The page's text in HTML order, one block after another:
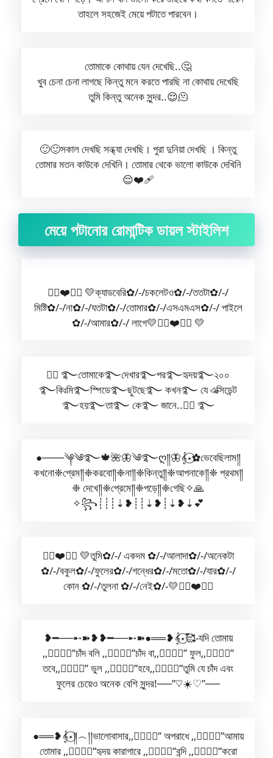
তাহলে সহজেই মেয়ে পটাতে পারবেন।
তোমাকে কোথায় যেন দেখেছি..🤔
খুব চেনা চেনা লাগছে কিন্তু মনে করতে পারছি না কোথায় দেখেছি
তুমি কিন্তু অনেক সুন্দর..😌🫠
🙂🙂সকাল দেখছি সন্ধ্যা দেখছি। পুরা দুনিয়া দেখছি । কিন্তু
তোমার মতন কাউকে দেখিনি। তোমার থেকে ভালো কাউকে দেখিনি
😌❤️‍🩹
মেয়ে পটানোর রোমান্টিক ডায়ল স্টাইলিশ
✿⃟❤️✺⃟ 💛ক্যাডবেরি✿/-/চকলেটও✿/-/ততটা✿/-/
মিষ্টি✿/-/না✿/-/যতটা✿/-/তোমার✿/-/এসএমএস✿/-/ পাইলে
✿/-/আমার✿/-/ লাগে💛✿⃟❤️✺⃟ 💛
🧚‍♀️ ࿐তোমাকে࿐দেখার࿐পর࿐হৃদয়࿐২০০
࿐কিঃমি࿐স্পিডে࿐ছুটছে࿐ কখন࿐ যে এক্সিডেন্ট
࿐হয়࿐তা࿐ কে࿐ জানে..🧚‍♀️ ࿐
●───༆༄࿐🍁🌺🦋༄࿐ღ༎🦋𝄞⋆⃝✿ভেবেছিলাম༎
কখনো❈প্রেম༎❈করবো༎❈না༎❈কিন্তু༎❈আপনাকে༎❈ প্রথম༎
❈ দেখে༎❈প্রেমে༎❈পড়ে༎❈গেছি✧🙏
✧꧂┊┊┊⇣❥┊┊⇣❥┊⇣❥⇣💕
✿⃟❤️✺⃟ 💛তুমি✿/-/ একদম ✿/-/আলাদা✿/-/অনেকটা
✿/-/বকুল✿/-/ফুলের✿/-/গন্ধের✿/-/মতো✿/-/যার✿/-/
কোন ✿/-/তুলনা ✿/-/নেই✿/-💛✿⃟❤️✺⃟
❥━──➸➽❥❥━──➸➽●══❥𝄞⋆⃝🥰-যদি তোমায়
,,✿⃟✺⃟”চাঁদ বলি ,,✿⃟✺⃟”চাঁদ বা,,✿⃟✺⃟” ফুল,,✿⃟✺⃟”
তবে,,✿⃟✺⃟” ভুল ,,✿⃟✺⃟”হবে,,✿⃟✺⃟”তুমি যে চাঁদ এবং
ফুলের চেয়েও অনেক বেশি সুন্দর!──”♡☀️♡”──
●══❥𝄞⋆⃝༎︵།།ভালোবাসার,,✿⃟✺⃟” অপরাধে ,,✿⃟✺⃟”আমায়
তোমার ,,✿⃟✺⃟”হৃদয় কারাগারে ,,✿⃟✺⃟”বন্দি ,,✿⃟✺⃟”করো